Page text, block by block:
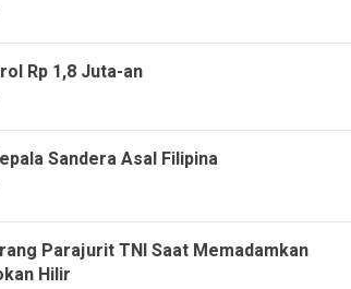
Rp 1,8 Juta-an
Sandera Asal Filipina
Parajurit TNI Saat Memadamkan
Hilir